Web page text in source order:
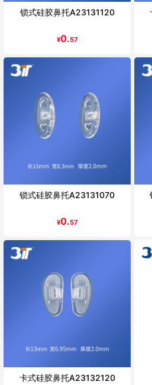
锁式硅胶鼻托A23131120
¥0.57
锁式硅胶鼻托A23131070
¥0.57
卡式硅胶鼻托A23132120